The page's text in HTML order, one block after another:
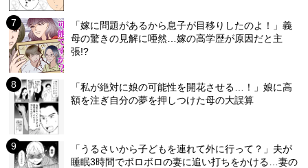
「嫁に問題があるから息子が目移りしたのよ！」義
母の驚きの見解に唖然…嫁の高学歴が原因だと主
張!?
「私が絶対に娘の可能性を開花させる…！」娘に高
額を注ぎ自分の夢を押しつけた母の大誤算
「うるさいから子どもを連れて外に行って？」夫が
睡眠3時間でボロボロの妻に追い打ちをかける…妻の